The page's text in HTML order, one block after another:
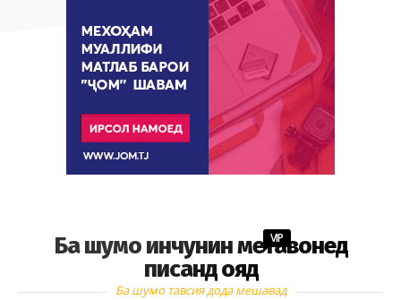
Ба шумо инчунин метавонед
писанд ояд
VIP
Ба шумо тавсия дода мешавад